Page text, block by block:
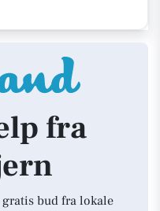
fra
bud fra lokale